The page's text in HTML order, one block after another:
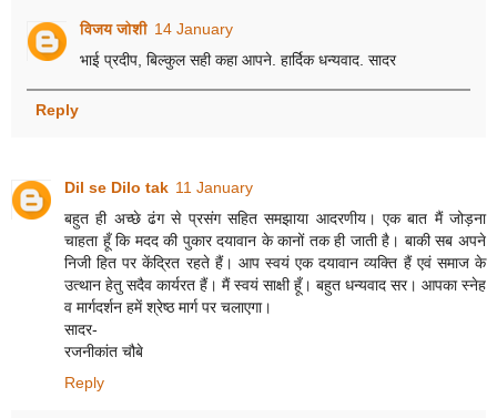
विजय जोशी 14 January
भाई प्रदीप, बिल्कुल सही कहा आपने. हार्दिक धन्यवाद. सादर
Reply
Dil se Dilo tak 11 January
बहुत ही अच्छे ढंग से प्रसंग सहित समझाया आदरणीय। एक बात मैं जोड़ना
चाहता हूँ कि मदद की पुकार दयावान के कानों तक ही जाती है। बाकी सब अपने
निजी हित पर केंद्रित रहते हैं। आप स्वयं एक दयावान व्यक्ति हैं एवं समाज के
उत्थान हेतु सदैव कार्यरत हैं। मैं स्वयं साक्षी हूँ। बहुत धन्यवाद सर। आपका स्नेह
व मार्गदर्शन हमें श्रेष्ठ मार्ग पर चलाएगा।
सादर-
रजनीकांत चौबे
Reply